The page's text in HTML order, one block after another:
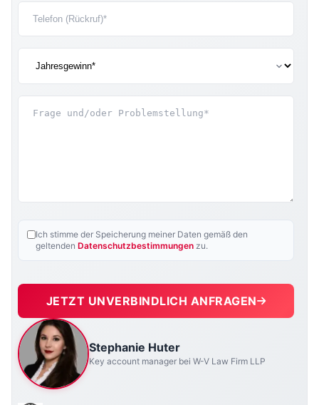
Ich stimme der Speicherung meiner Daten gemäß den
geltenden Datenschutzbestimmungen zu.
JETZT UNVERBINDLICH ANFRAGEN
Stephanie Huter
Key account manager bei W-V Law Firm LLP